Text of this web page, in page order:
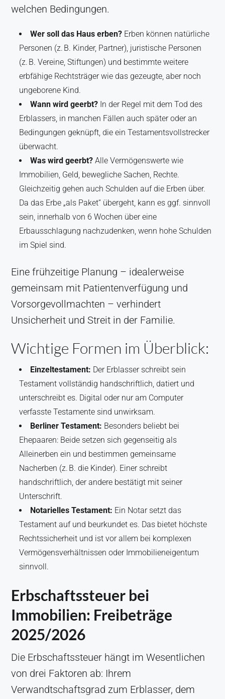
welchen Bedingungen.
Wer soll das Haus erben? Erben können natürliche
Personen (z. B. Kinder, Partner), juristische Personen
(z. B. Vereine, Stiftungen) und bestimmte weitere
erbfähige Rechtsträger wie das gezeugte, aber noch
ungeborene Kind.
Wann wird geerbt? In der Regel mit dem Tod des
Erblassers, in manchen Fällen auch später oder an
Bedingungen geknüpft, die ein Testamentsvollstrecker
überwacht.
Was wird geerbt? Alle Vermögenswerte wie
Immobilien, Geld, bewegliche Sachen, Rechte.
Gleichzeitig gehen auch Schulden auf die Erben über.
Da das Erbe „als Paket“ übergeht, kann es ggf. sinnvoll
sein, innerhalb von 6 Wochen über eine
Erbausschlagung nachzudenken, wenn hohe Schulden
im Spiel sind.
Eine frühzeitige Planung – idealerweise
gemeinsam mit Patientenverfügung und
Vorsorgevollmachten – verhindert
Unsicherheit und Streit in der Familie.
Wichtige Formen im Überblick:
Einzeltestament: Der Erblasser schreibt sein
Testament vollständig handschriftlich, datiert und
unterschreibt es. Digital oder nur am Computer
verfasste Testamente sind unwirksam.
Berliner Testament: Besonders beliebt bei
Ehepaaren: Beide setzen sich gegenseitig als
Alleinerben ein und bestimmen gemeinsame
Nacherben (z. B. die Kinder). Einer schreibt
handschriftlich, der andere bestätigt mit seiner
Unterschrift.
Notarielles Testament: Ein Notar setzt das
Testament auf und beurkundet es. Das bietet höchste
Rechtssicherheit und ist vor allem bei komplexen
Vermögensverhältnissen oder Immobilieneigentum
sinnvoll.
Erbschaftssteuer bei
Immobilien: Freibeträge
2025/2026
Die Erbschaftssteuer hängt im Wesentlichen
von drei Faktoren ab: Ihrem
Verwandtschaftsgrad zum Erblasser, dem